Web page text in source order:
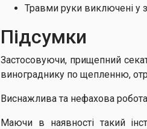
Травми руки виключені у
Підсумки
Застосовуючи, прищепний
винограднику по щепленню,
Виснажлива та нефахова
Маючи в наявності такий